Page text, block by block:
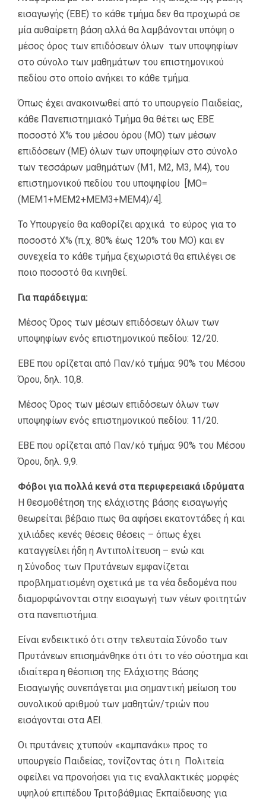
εισαγωγής (ΕΒΕ) το κάθε τμήμα δεν θα προχωρά σε
μία αυθαίρετη βάση αλλά θα λαμβάνονται υπόψη ο
μέσος όρος των επιδόσεων όλων των υποψηφίων
στο σύνολο των μαθημάτων του επιστημονικού
πεδίου στο οποίο ανήκει το κάθε τμήμα.
Όπως έχει ανακοινωθεί από το υπουργείο Παιδείας,
κάθε Πανεπιστημιακό Τμήμα θα θέτει ως ΕΒΕ
ποσοστό Χ% του μέσου όρου (ΜΟ) των μέσων
επιδόσεων (ΜΕ) όλων των υποψηφίων στο σύνολο
των τεσσάρων μαθημάτων (Μ1, Μ2, Μ3, Μ4), του
επιστημονικού πεδίου του υποψηφίου [ΜΟ=
(ΜΕΜ1+ΜΕΜ2+ΜΕΜ3+ΜΕΜ4)/4].
Το Υπουργείο θα καθορίζει αρχικά το εύρος για το
ποσοστό Χ% (π.χ. 80% έως 120% του ΜΟ) και εν
συνεχεία το κάθε τμήμα ξεχωριστά θα επιλέγει σε
ποιο ποσοστό θα κινηθεί.
Για παράδειγμα:
Μέσος Όρος των μέσων επιδόσεων όλων των
υποψηφίων ενός επιστημονικού πεδίου: 12/20.
ΕΒΕ που ορίζεται από Παν/κό τμήμα: 90% του Μέσου
Όρου, δηλ. 10,8.
Μέσος Όρος των μέσων επιδόσεων όλων των
υποψηφίων ενός επιστημονικού πεδίου: 11/20.
ΕΒΕ που ορίζεται από Παν/κό τμήμα: 90% του Μέσου
Όρου, δηλ. 9,9.
Φόβοι για πολλά κενά στα περιφερειακά ιδρύματα
Η θεσμοθέτηση της ελάχιστης βάσης εισαγωγής
θεωρείται βέβαιο πως θα αφήσει εκατοντάδες ή και
χιλιάδες κενές θέσεις θέσεις – όπως έχει
καταγγείλει ήδη η Αντιπολίτευση – ενώ και
η Σύνοδος των Πρυτάνεων εμφανίζεται
προβληματισμένη σχετικά με τα νέα δεδομένα που
διαμορφώνονται στην εισαγωγή των νέων φοιτητών
στα πανεπιστήμια.
Είναι ενδεικτικό ότι στην τελευταία Σύνοδο των
Πρυτάνεων επισημάνθηκε ότι ότι το νέο σύστημα και
ιδιαίτερα η θέσπιση της Ελάχιστης Βάσης
Εισαγωγής συνεπάγεται μια σημαντική μείωση του
συνολικού αριθμού των μαθητών/τριών που
εισάγονται στα ΑΕΙ.
Οι πρυτάνεις χτυπούν «καμπανάκι» προς το
υπουργείο Παιδείας, τονίζοντας ότι η Πολιτεία
οφείλει να προνοήσει για τις εναλλακτικές μορφές
υψηλού επιπέδου Τριτοβάθμιας Εκπαίδευσης για